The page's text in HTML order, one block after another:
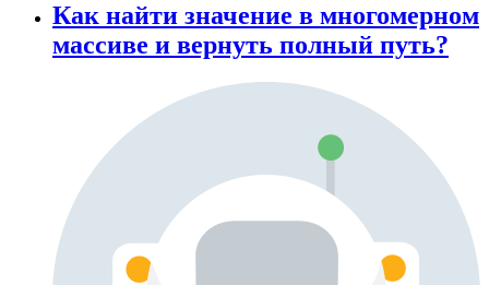
Как найти значение в многомерном
массиве и вернуть полный путь?